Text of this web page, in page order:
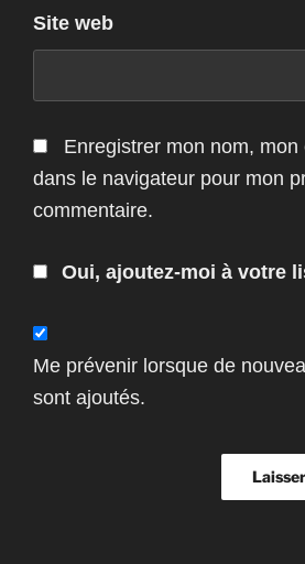
Site web
Enregistrer mon nom,
dans le navigateur pour mon
commentaire.
Oui, ajoutez-moi à votre
Me prévenir lorsque de
sont ajoutés.